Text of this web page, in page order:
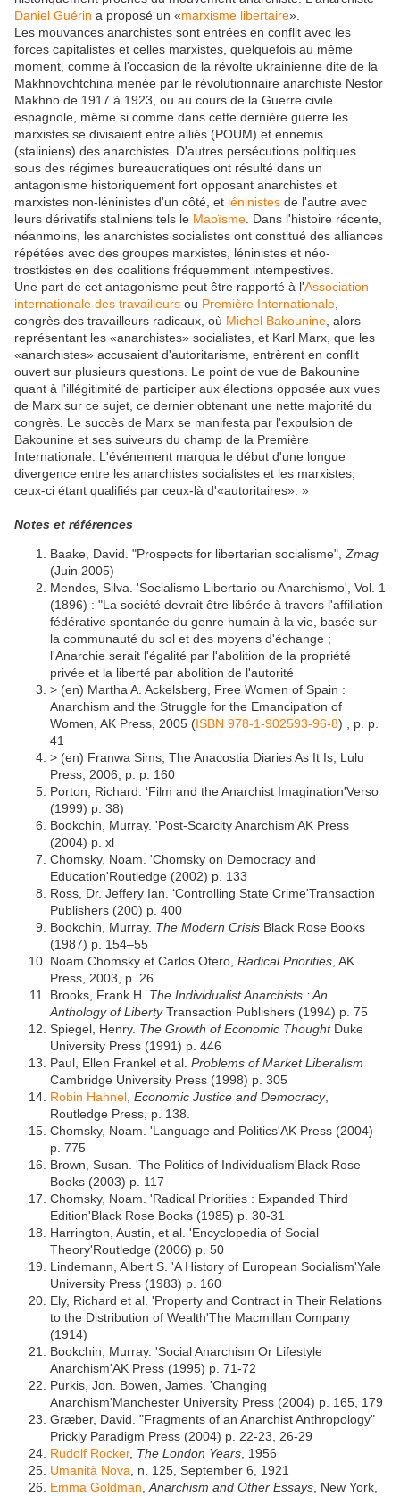
Daniel Guérin a proposé un «marxisme libertaire».
Les mouvances anarchistes sont entrées en conflit avec les
forces capitalistes et celles marxistes, quelquefois au même
moment, comme à l'occasion de la révolte ukrainienne dite de la
Makhnovchtchina menée par le révolutionnaire anarchiste Nestor
Makhno de 1917 à 1923, ou au cours de la Guerre civile
espagnole, même si comme dans cette dernière guerre les
marxistes se divisaient entre alliés (POUM) et ennemis
(staliniens) des anarchistes. D'autres persécutions politiques
sous des régimes bureaucratiques ont résulté dans un
antagonisme historiquement fort opposant anarchistes et
marxistes non-léninistes d'un côté, et léninistes de l'autre avec
leurs dérivatifs staliniens tels le Maoïsme . Dans l'histoire récente,
néanmoins, les anarchistes socialistes ont constitué des alliances
répétées avec des groupes marxistes, léninistes et néo-
trostkistes en des coalitions fréquemment intempestives.
Une part de cet antagonisme peut être rapporté à l'Association
internationale des travailleurs ou Première Internationale
congrès des travailleurs radicaux, où Michel Bakounine , alors
représentant les «anarchistes» socialistes, et Karl Marx, que les
«anarchistes» accusaient d'autoritarisme, entrèrent en conflit
ouvert sur plusieurs questions. Le point de vue de Bakounine
quant à l'illégitimité de participer aux élections opposée aux vues
de Marx sur ce sujet, ce dernier obtenant une nette majorité du
congrès. Le succès de Marx se manifesta par l'expulsion de
Bakounine et ses suiveurs du champ de la Première
Internationale. L'événement marqua le début d'une longue
divergence entre les anarchistes socialistes et les marxistes,
ceux-ci étant qualifiés par ceux-là d'«autoritaires». »
Notes et références
Baake, David. "Prospects for libertarian socialisme", Zmag
(Juin 2005)
Mendes, Silva. 'Socialismo Libertario ou Anarchismo', Vol. 1
(1896) : "La société devrait être libérée à travers l'affiliation
fédérative spontanée du genre humain à la vie, basée sur
la communauté du sol et des moyens d'échange ;
l'Anarchie serait l'égalité par l'abolition de la propriété
privée et la liberté par abolition de l'autorité
> (en) Martha A. Ackelsberg, Free Women of Spain :
Anarchism and the Struggle for the Emancipation of
Women, AK Press, 2005 (ISBN 978-1-902593-96-8) , p. p.
41
> (en) Franwa Sims, The Anacostia Diaries As It Is, Lulu
Press, 2006, p. p. 160
Porton, Richard. ‘Film and the Anarchist Imagination'Verso
(1999) p. 38)
Bookchin, Murray. 'Post-Scarcity Anarchism'AK Press
(2004) p. xl
Chomsky, Noam. 'Chomsky on Democracy and
Education'Routledge (2002) p. 133
Ross, Dr. Jeffery Ian. ‘Controlling State Crime'Transaction
Publishers (200) p. 400
Bookchin, Murray. The Modern Crisis Black Rose Books
(1987) p. 154–55
Noam Chomsky et Carlos Otero, Radical Priorities , AK
Press, 2003, p. 26.
Brooks, Frank H. The Individualist Anarchists : An
Anthology of LibertyTransaction Publishers (1994) p. 75
Spiegel, Henry. The Growth of Economic ThoughtDuke
University Press (1991) p. 446
Paul, Ellen Frankel et al. Problems of Market Liberalism
Cambridge University Press (1998) p. 305
Robin Hahnel Economic Justice and Democracy,
Routledge Press, p. 138.
Chomsky, Noam. 'Language and Politics'AK Press (2004)
p. 775
Brown, Susan. 'The Politics of Individualism'Black Rose
Books (2003) p. 117
Chomsky, Noam. 'Radical Priorities : Expanded Third
Edition'Black Rose Books (1985) p. 30-31
Harrington, Austin, et al. 'Encyclopedia of Social
Theory'Routledge (2006) p. 50
Lindemann, Albert S. 'A History of European Socialism'Yale
University Press (1983) p. 160
Ely, Richard et al. 'Property and Contract in Their Relations
to the Distribution of Wealth'The Macmillan Company
(1914)
Bookchin, Murray. 'Social Anarchism Or Lifestyle
Anarchism'AK Press (1995) p. 71-72
Purkis, Jon. Bowen, James. 'Changing
Anarchism'Manchester University Press (2004) p. 165, 179
Græber, David. "Fragments of an Anarchist Anthropology"
Prickly Paradigm Press (2004) p. 22-23, 26-29
Rudolf Rocker, The London Years , 1956
Umanità Nova , n. 125, September 6, 1921
Emma Goldman Anarchism and Other Essays , New York,